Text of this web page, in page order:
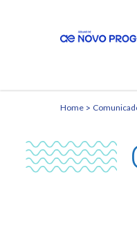
Home